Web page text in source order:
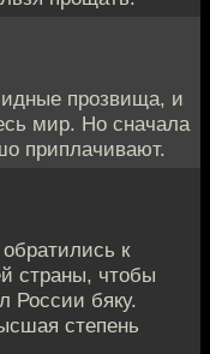
прозвища, и
мир. Но сначала
приплачивают.
к
страны, чтобы
России бяку.
степень